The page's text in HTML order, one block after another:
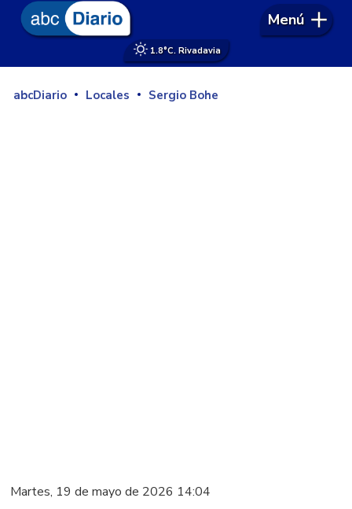
1.8°C. Rivadavia
Menú
abcDiario Locales Sergio Bohe
Martes, 19 de mayo de 2026 14:04